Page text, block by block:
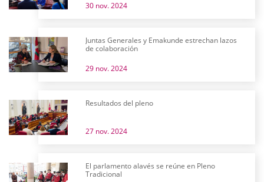
30 nov. 2024
Juntas Generales y Emakunde estrechan lazos
de colaboración
29 nov. 2024
Resultados del pleno
27 nov. 2024
El parlamento alavés se reúne en Pleno
Tradicional